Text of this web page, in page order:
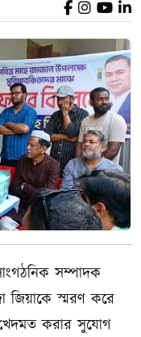
সম্পাদক
জিয়াকে স্মরণ করে
করার সুযোগ